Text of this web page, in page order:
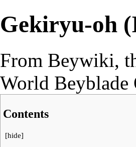
Gekiryu-oh
From Beywiki,
World Beyblade
Contents
[hide]